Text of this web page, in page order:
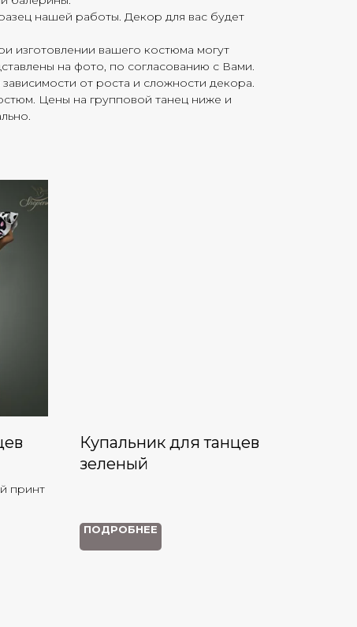
нашей работы. Декор для вас будет
изготовлении вашего костюма могут
на фото, по согласованию с Вами.
от роста и сложности декора.
Цены на групповой танец ниже и
принт
Купальник для танцев
зеленый
ПОДРОБНЕЕ